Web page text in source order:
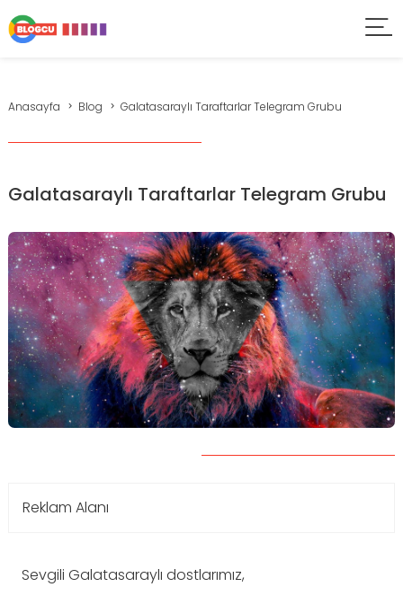
Anasayfa Blog Galatasaraylı Taraftarlar Telegram Grubu
Galatasaraylı Taraftarlar Telegram Grubu
Reklam Alanı
Sevgili Galatasaraylı dostlarımız,